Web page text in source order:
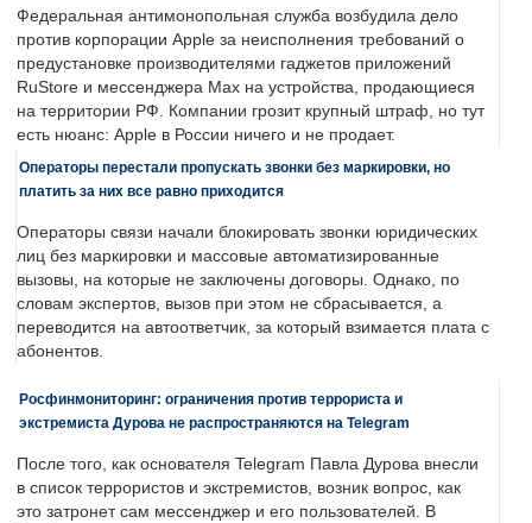
Федеральная антимонопольная служба возбудила дело
против корпорации Apple за неисполнения требований о
предустановке производителями гаджетов приложений
RuStore и мессенджера Max на устройства, продающиеся
на территории РФ. Компании грозит крупный штраф, но тут
есть нюанс: Apple в России ничего и не продает.
Операторы перестали пропускать звонки без маркировки, но
платить за них все равно приходится
Операторы связи начали блокировать звонки юридических
лиц без маркировки и массовые автоматизированные
вызовы, на которые не заключены договоры. Однако, по
словам экспертов, вызов при этом не сбрасывается, а
переводится на автоответчик, за который взимается плата с
абонентов.
Росфинмониторинг: ограничения против террориста и
экстремиста Дурова не распространяются на Telegram
После того, как основателя Telegram Павла Дурова внесли
в список террористов и экстремистов, возник вопрос, как
это затронет сам мессенджер и его пользователей. В